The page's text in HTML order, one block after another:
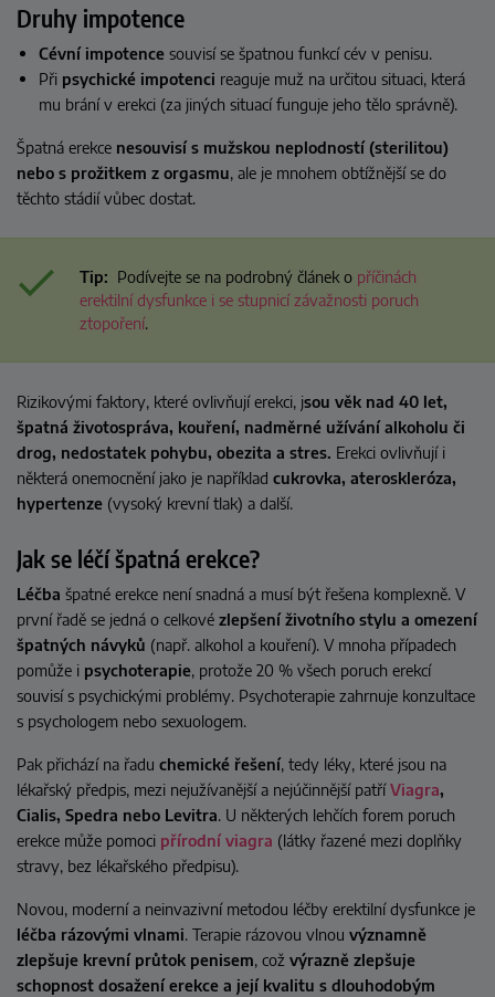
Druhy impotence
Cévní impotencesouvisí se špatnou funkcí cév v penisu.
Při psychické impotenci reaguje muž na určitou situaci, která
mu brání v erekci (za jiných situací funguje jeho tělo správně).
Špatná erekce nesouvisí s mužskou neplodností (sterilitou)
nebo s prožitkem z orgasmu, ale je mnohem obtížnější se do
těchto stádií vůbec dostat.
Tip: Podívejte se na podrobný článek o příčinách
erektilní dysfunkce i se stupnicí závažnosti poruch
ztopoření.
Rizikovými faktory, které ovlivňují erekci, jsou věk nad 40 let,
špatná životospráva, kouření, nadměrné užívání alkoholu či
drog, nedostatek pohybu, obezita a stres. Erekci ovlivňují i
některá onemocnění jako je například cukrovka, ateroskleróza,
hypertenze(vysoký krevní tlak) a další.
Jak se léčí špatná erekce?
Léčba špatné erekce není snadná a musí být řešena komplexně. V
první řadě se jedná o celkové zlepšení životního stylu a omezení
špatných návyků (např. alkohol a kouření). V mnoha případech
pomůže i psychoterapie, protože 20 % všech poruch erekcí
souvisí s psychickými problémy. Psychoterapie zahrnuje konzultace
s psychologem nebo sexuologem.
Pak přichází na řadu chemické řešení, tedy léky, které jsou na
lékařský předpis, mezi nejužívanější a nejúčinnější patříViagra,
Cialis, Spedra nebo Levitra. U některých lehčích forem poruch
erekce může pomoci přírodní viagra (látky řazené mezi doplňky
stravy, bez lékařského předpisu).
Novou, moderní a neinvazivní metodou léčby erektilní dysfunkce je
léčba rázovými vlnami. Terapie rázovou vlnou významně
zlepšuje krevní průtok penisem, což výrazně zlepšuje
schopnost dosažení erekce a její kvalitu s dlouhodobým